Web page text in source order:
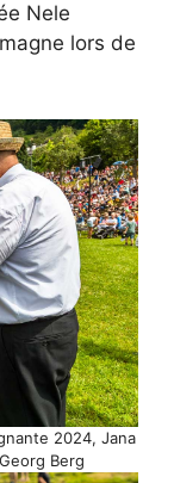
Nele
lors de
2024, Jana
Berg